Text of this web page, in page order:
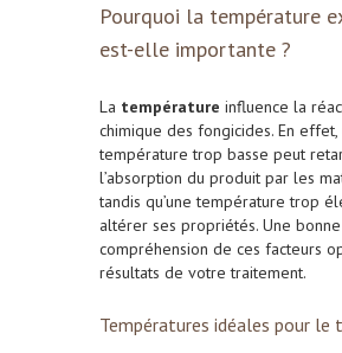
Pourquoi la température
est-elle importante ?
La température influence la
chimique des fongicides. En effet,
température trop basse peut
l’absorption du produit par les
tandis qu’une température trop
altérer ses propriétés. Une bonne
compréhension de ces facteurs
résultats de votre traitement.
Températures idéales pour le